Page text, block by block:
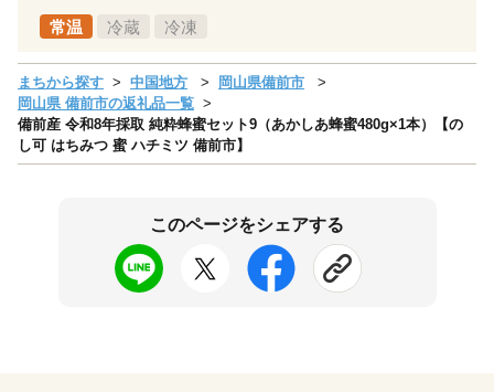
常温 冷蔵 冷凍
まちから探す 中国地方
岡山県備前市
岡山県 備前市の返礼品一覧
備前産 令和8年採取 純粋蜂蜜セット9（あかしあ蜂蜜480g×1本）【の
し可 はちみつ 蜜 ハチミツ 備前市】
このページをシェアする